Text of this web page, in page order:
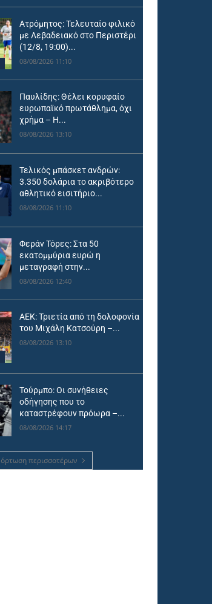
Ατρόμητος: Τελευταίο φιλικό
με Λεβαδειακό στο Περιστέρι
(12/8, 19:00)...
08/08/2026 11:10
Παυλίδης: Θέλει κορυφαίο
ευρωπαϊκό πρωτάθλημα, όχι
χρήμα – Η...
08/08/2026 13:10
Τελικός μπάσκετ ανδρών:
3.350 δολάρια το ακριβότερο
αθλητικό εισιτήριο...
08/08/2026 11:10
Φεράν Τόρες: Στα 50
εκατομμύρια ευρώ η
μεταγραφή στην...
08/08/2026 12:40
ΑΕΚ: Τριετία από τη δολοφονία
του Μιχάλη Κατσούρη –...
08/08/2026 13:10
Τούρμπο: Οι συνήθειες
οδήγησης που το
καταστρέφουν πρόωρα –...
08/08/2026 14:17
περισσοτέρων